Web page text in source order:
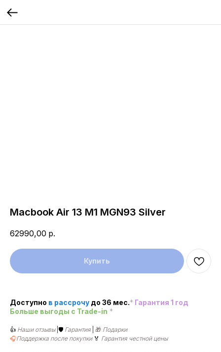
Macbook Air 13 M1 MGN93 Silver
62990,00 р.
Купить
Доступно в рассрочу до 36 мес.* Гарантия 1 год
Больше выгоды c Trade-in *
👍 Наши отзывы |🛡️ Гарантия 🎁 Подарки
🎧Поддержка после покупки 🏅 Гарантия честной цены